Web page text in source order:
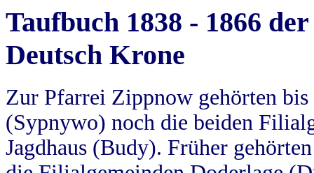
Taufbuch 1838 - 1866
Deutsch Krone
Zur Pfarrei Zippnow gehörten
(Sypnywo) noch die beiden
Jagdhaus (Budy). Früher